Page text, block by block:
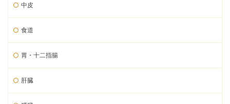
中皮
食道
胃・十二指腸
肝臓